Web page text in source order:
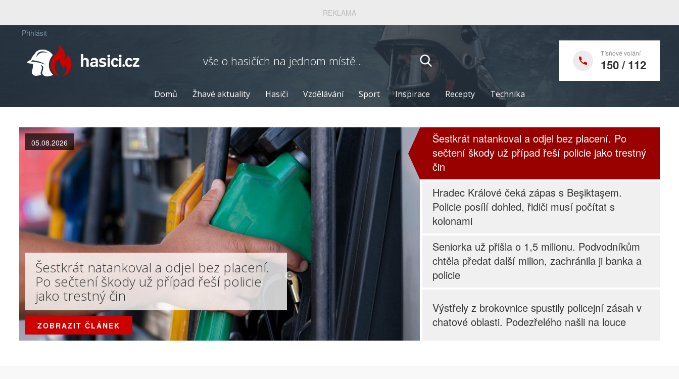
REKLAMA
Přihlásit
vše o hasičích na jednom místě... Tísňové volání
150 / 112
Domů Žhavé aktuality Hasiči Vzdělávání Sport Inspirace Recepty Technika
05.08.2026
ZOBRAZIT ČLÁNEK
Šestkrát natankoval a odjel bez placení. Po
sečtení škody už případ řeší policie jako trestný
čin
Hradec Králové čeká zápas s Beşiktaşem.
Policie posílí dohled, řidiči musí počítat s
kolonami
Seniorka už přišla o 1,5 milionu. Podvodníkům
chtěla předat další milion, zachránila ji banka a
policie
Výstřely z brokovnice spustily policejní zásah v
chatové oblasti. Podezřelého našli na louce
Šestkrát natankoval a odjel bez placení.
Po sečtení škody už případ řeší policie
jako trestný čin